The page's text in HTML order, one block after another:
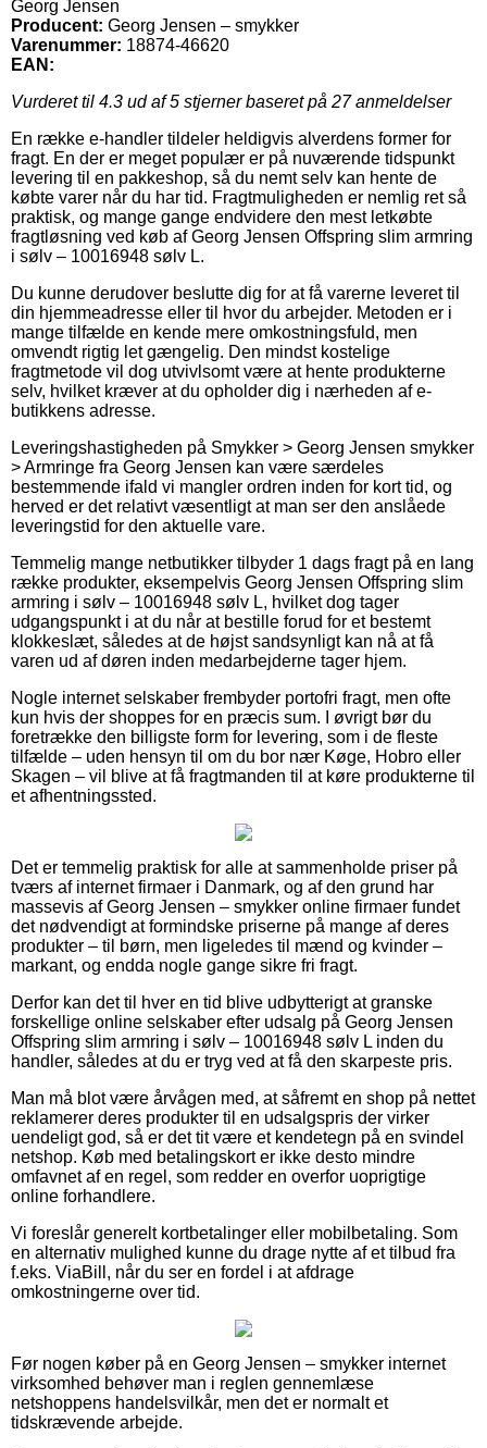
Georg Jensen
Producent: Georg Jensen – smykker
Varenummer: 18874-46620
EAN:
Vurderet til 4.3 ud af 5 stjerner baseret på 27anmeldelser
En række e-handler tildeler heldigvis alverdens former for
fragt. En der er meget populær er på nuværende tidspunkt
levering til en pakkeshop, så du nemt selv kan hente de
købte varer når du har tid. Fragtmuligheden er nemlig ret så
praktisk, og mange gange endvidere den mest letkøbte
fragtløsning ved køb af Georg Jensen Offspring slim armring
i sølv – 10016948 sølv L.
Du kunne derudover beslutte dig for at få varerne leveret til
din hjemmeadresse eller til hvor du arbejder. Metoden er i
mange tilfælde en kende mere omkostningsfuld, men
omvendt rigtig let gængelig. Den mindst kostelige
fragtmetode vil dog utvivlsomt være at hente produkterne
selv, hvilket kræver at du opholder dig i nærheden af e-
butikkens adresse.
Leveringshastigheden på Smykker > Georg Jensen smykker
> Armringe fra Georg Jensen kan være særdeles
bestemmende ifald vi mangler ordren inden for kort tid, og
herved er det relativt væsentligt at man ser den anslåede
leveringstid for den aktuelle vare.
Temmelig mange netbutikker tilbyder 1 dags fragt på en lang
række produkter, eksempelvis Georg Jensen Offspring slim
armring i sølv – 10016948 sølv L, hvilket dog tager
udgangspunkt i at du når at bestille forud for et bestemt
klokkeslæt, således at de højst sandsynligt kan nå at få
varen ud af døren inden medarbejderne tager hjem.
Nogle internet selskaber frembyder portofri fragt, men ofte
kun hvis der shoppes for en præcis sum. I øvrigt bør du
foretrække den billigste form for levering, som i de fleste
tilfælde – uden hensyn til om du bor nær Køge, Hobro eller
Skagen – vil blive at få fragtmanden til at køre produkterne til
et afhentningssted.
Det er temmelig praktisk for alle at sammenholde priser på
tværs af internet firmaer i Danmark, og af den grund har
massevis af Georg Jensen – smykker online firmaer fundet
det nødvendigt at formindske priserne på mange af deres
produkter – til børn, men ligeledes til mænd og kvinder –
markant, og endda nogle gange sikre fri fragt.
Derfor kan det til hver en tid blive udbytterigt at granske
forskellige online selskaber efter udsalg på Georg Jensen
Offspring slim armring i sølv – 10016948 sølv L inden du
handler, således at du er tryg ved at få den skarpeste pris.
Man må blot være årvågen med, at såfremt en shop på nettet
reklamerer deres produkter til en udsalgspris der virker
uendeligt god, så er det tit være et kendetegn på en svindel
netshop. Køb med betalingskort er ikke desto mindre
omfavnet af en regel, som redder en overfor uoprigtige
online forhandlere.
Vi foreslår generelt kortbetalinger eller mobilbetaling. Som
en alternativ mulighed kunne du drage nytte af et tilbud fra
f.eks. ViaBill, når du ser en fordel i at afdrage
omkostningerne over tid.
Før nogen køber på en Georg Jensen – smykker internet
virksomhed behøver man i reglen gennemlæse
netshoppens handelsvilkår, men det er normalt et
tidskrævende arbejde.